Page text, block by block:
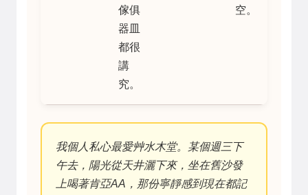
傢俱
器皿
都很
講
究。
空。
我個人私心最愛艸水木堂。某個週三下
午去，陽光從天井灑下來，坐在舊沙發
上喝著肯亞AA，那份寧靜感到現在都記